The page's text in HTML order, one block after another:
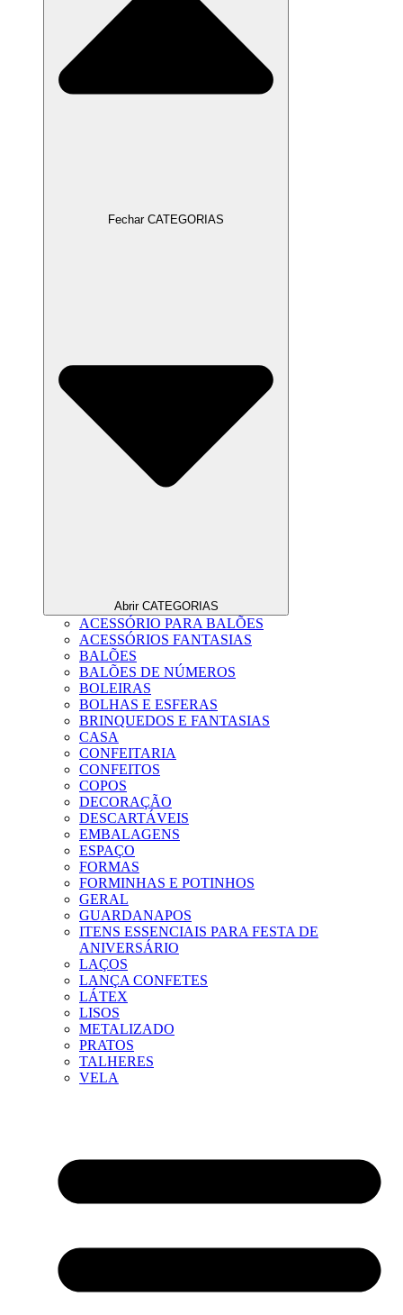
Fechar CATEGORIAS
Abrir CATEGORIAS
ACESSÓRIO PARA BALÕES
ACESSÓRIOS FANTASIAS
BALÕES
BALÕES DE NÚMEROS
BOLEIRAS
BOLHAS E ESFERAS
BRINQUEDOS E FANTASIAS
CASA
CONFEITARIA
CONFEITOS
COPOS
DECORAÇÃO
DESCARTÁVEIS
EMBALAGENS
ESPAÇO
FORMAS
FORMINHAS E POTINHOS
GERAL
GUARDANAPOS
ITENS ESSENCIAIS PARA FESTA DE
ANIVERSÁRIO
LAÇOS
LANÇA CONFETES
LÁTEX
LISOS
METALIZADO
PRATOS
TALHERES
VELA